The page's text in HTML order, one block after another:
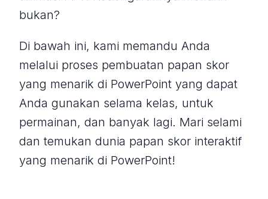
bukan?
Di bawah ini, kami memandu Anda
melalui proses pembuatan papan skor
yang menarik di PowerPoint yang dapat
Anda gunakan selama kelas, untuk
permainan, dan banyak lagi. Mari selami
dan temukan dunia papan skor interaktif
yang menarik di PowerPoint!